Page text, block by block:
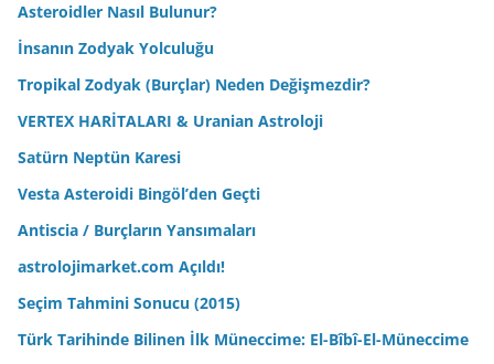
Asteroidler Nasıl Bulunur?
İnsanın Zodyak Yolculuğu
Tropikal Zodyak (Burçlar) Neden Değişmezdir?
VERTEX HARİTALARI & Uranian Astroloji
Satürn Neptün Karesi
Vesta Asteroidi Bingöl’den Geçti
Antiscia / Burçların Yansımaları
astrolojimarket.com Açıldı!
Seçim Tahmini Sonucu (2015)
Türk Tarihinde Bilinen İlk Müneccime: El-Bîbî-El-Müneccime